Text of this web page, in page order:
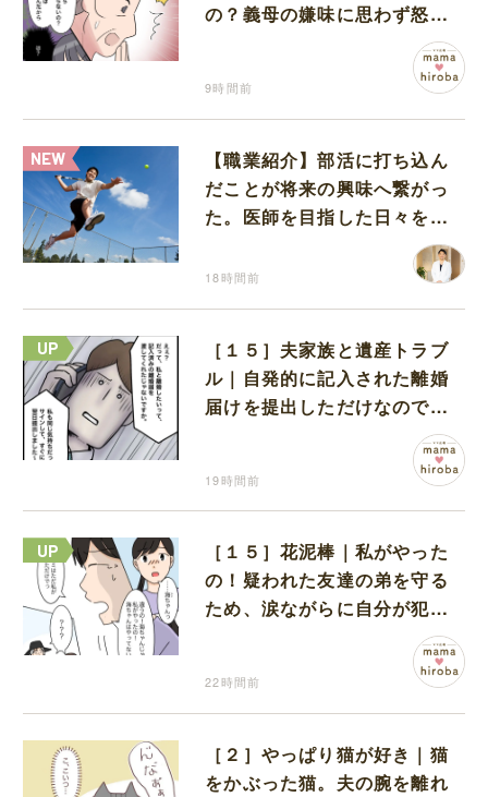
の？義母の嫌味に思わず怒り
9時間前
【職業紹介】部活に打ち込ん
だことが将来の興味へ繋がっ
た。医師を目指した日々を振
18時間前
［１５］夫家族と遺産トラブ
ル｜自発的に記入された離婚
届けを提出しただけなので、
19時間前
［１５］花泥棒｜私がやった
の！疑われた友達の弟を守る
ため、涙ながらに自分が犯人
22時間前
［２］やっぱり猫が好き｜猫
をかぶった猫。夫の腕を離れ